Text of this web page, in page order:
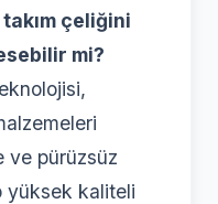
çeliğini
mi?
ve pürüzsüz
yüksek kaliteli